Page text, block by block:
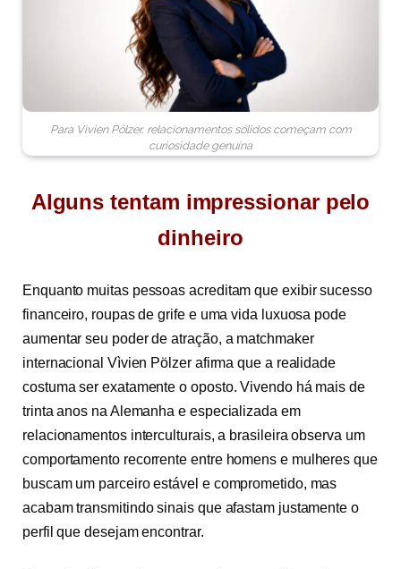
Para Vìvien Pölzer, relacionamentos sólidos começam com
curiosidade genuína
Alguns tentam impressionar pelo
dinheiro
Enquanto muitas pessoas acreditam que exibir sucesso
financeiro, roupas de grife e uma vida luxuosa pode
aumentar seu poder de atração, a matchmaker
internacional Vìvien Pölzer afirma que a realidade
costuma ser exatamente o oposto.Vivendo há mais de
trinta anos na Alemanha e especializada em
relacionamentos interculturais, a brasileira observa um
comportamento recorrente entre homens e mulheres que
buscam um parceiro estável e comprometido, mas
acabam transmitindo sinais que afastam justamente o
perfil que desejam encontrar.